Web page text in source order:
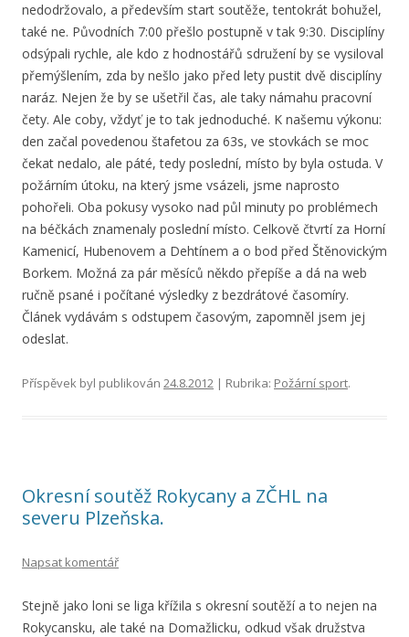
nedodržovalo, a především start soutěže, tentokrát bohužel,
také ne. Původních 7:00 přešlo postupně v tak 9:30. Disciplíny
odsýpali rychle, ale kdo z hodnostářů sdružení by se vysiloval
přemýšlením, zda by nešlo jako před lety pustit dvě disciplíny
naráz. Nejen že by se ušetřil čas, ale taky námahu pracovní
čety. Ale coby, vždyť je to tak jednoduché. K našemu výkonu:
den začal povedenou štafetou za 63s, ve stovkách se moc
čekat nedalo, ale páté, tedy poslední, místo by byla ostuda. V
požárním útoku, na který jsme vsázeli, jsme naprosto
pohořeli. Oba pokusy vysoko nad půl minuty po problémech
na béčkách znamenaly poslední místo. Celkově čtvrtí za Horní
Kamenicí, Hubenovem a Dehtínem a o bod před Štěnovickým
Borkem. Možná za pár měsíců někdo přepíše a dá na web
ručně psané i počítané výsledky z bezdrátové časomíry.
Článek vydávám s odstupem časovým, zapomněl jsem jej
odeslat.
Příspěvek byl publikován 24.8.2012 | Rubrika: Požární sport.
Okresní soutěž Rokycany a ZČHL na
severu Plzeňska.
Napsat komentář
Stejně jako loni se liga křížila s okresní soutěží a to nejen na
Rokycansku, ale také na Domažlicku, odkud však družstva